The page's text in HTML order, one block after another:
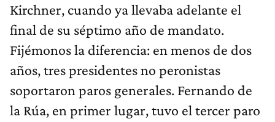
Kirchner, cuando ya llevaba adelante el
final de su séptimo año de mandato.
Fijémonos la diferencia: en menos de dos
años, tres presidentes no peronistas
soportaron paros generales. Fernando de
la Rúa, en primer lugar, tuvo el tercer paro